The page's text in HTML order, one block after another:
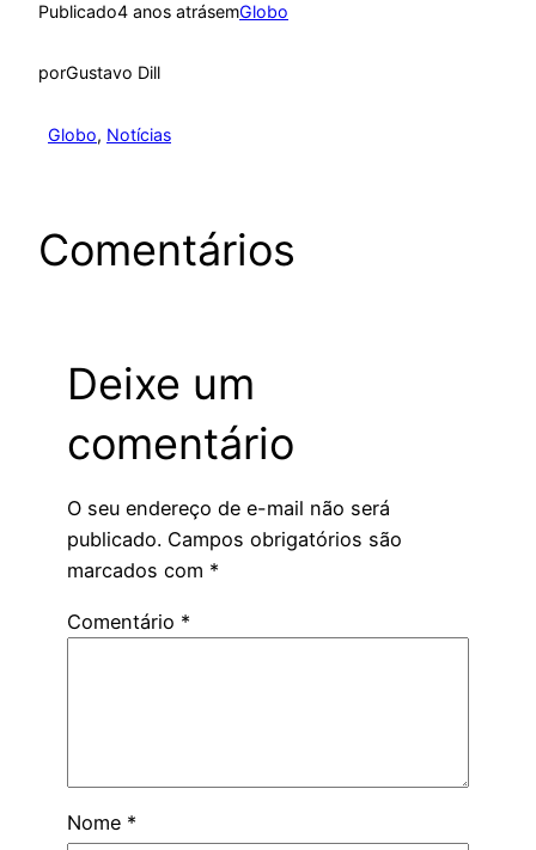
Publicado4 anos atrásemGlobo
porGustavo Dill
Globo, Notícias
Comentários
Deixe um
comentário
O seu endereço de e-mail não será
publicado. Campos obrigatórios são
marcados com *
Comentário *
Nome *